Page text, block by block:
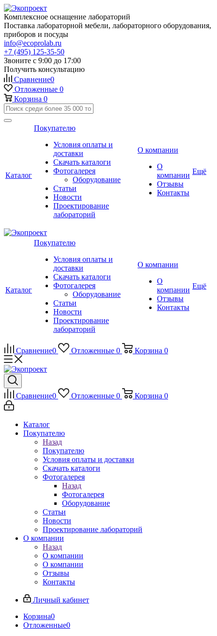
Комплексное оснащение лабораторий
Поставка лабораторной мебели, лабораторного оборудования,
приборов и посуды
info@ecoprolab.ru
+7 (495) 125-35-50
Звоните с 9:00 до 17:00
Получить консультацию
Сравнение0
Отложенные 0
Корзина 0
Каталог
Покупателю
Условия оплаты и
доставки
Скачать каталоги
Фотогалерея
Оборудование
Статьи
Новости
Проектирование
лабораторий
О компании
О
компании
Отзывы
Контакты
Ещё
Каталог
Покупателю
Условия оплаты и
доставки
Скачать каталоги
Фотогалерея
Оборудование
Статьи
Новости
Проектирование
лабораторий
О компании
О
компании
Отзывы
Контакты
Ещё
Сравнение0 Отложенные 0 Корзина 0
Сравнение0 Отложенные 0 Корзина 0
Каталог
Покупателю
Назад
Покупателю
Условия оплаты и доставки
Скачать каталоги
Фотогалерея
Назад
Фотогалерея
Оборудование
Статьи
Новости
Проектирование лабораторий
О компании
Назад
О компании
О компании
Отзывы
Контакты
Личный кабинет
Корзина0
Отложенные0